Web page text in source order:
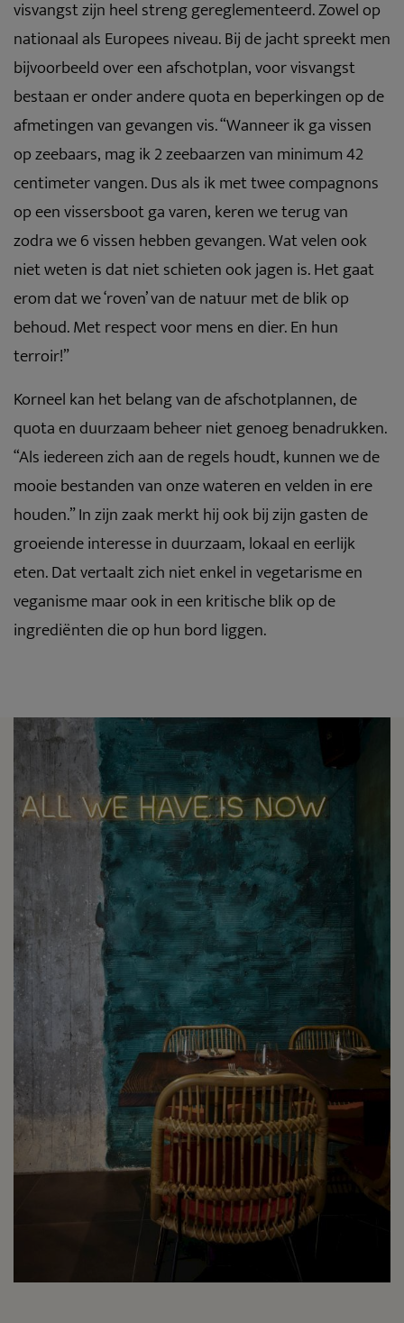
visvangst zijn heel streng gereglementeerd. Zowel op
nationaal als Europees niveau. Bij de jacht spreekt men
bijvoorbeeld over een afschotplan, voor visvangst
bestaan er onder andere quota en beperkingen op de
afmetingen van gevangen vis. “Wanneer ik ga vissen
op zeebaars, mag ik 2 zeebaarzen van minimum 42
centimeter vangen. Dus als ik met twee compagnons
op een vissersboot ga varen, keren we terug van
zodra we 6 vissen hebben gevangen. Wat velen ook
niet weten is dat niet schieten ook jagen is. Het gaat
erom dat we ‘roven’ van de natuur met de blik op
behoud. Met respect voor mens en dier. En hun
terroir!”
Korneel kan het belang van de afschotplannen, de
quota en duurzaam beheer niet genoeg benadrukken.
“Als iedereen zich aan de regels houdt, kunnen we de
mooie bestanden van onze wateren en velden in ere
houden.” In zijn zaak merkt hij ook bij zijn gasten de
groeiende interesse in duurzaam, lokaal en eerlijk
eten. Dat vertaalt zich niet enkel in vegetarisme en
veganisme maar ook in een kritische blik op de
ingrediënten die op hun bord liggen.